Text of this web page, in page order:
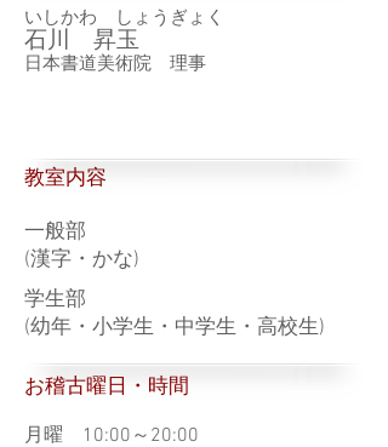
いしかわ しょうぎょく
石川 昇玉
日本書道美術院 理事
​教室内容
一般部
(漢字・かな)
学生部
(幼年・小学生・中学生・高校生)
お稽古曜日・時間
月曜 10:00～20:00